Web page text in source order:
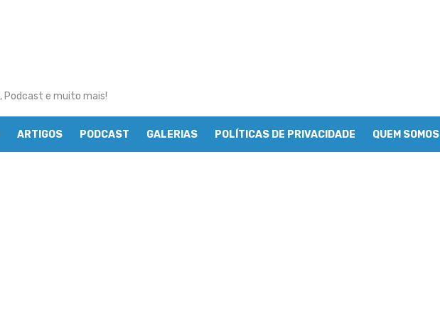
Podcast e muito mais!
ARTIGOS PODCAST GALERIAS POLÍTICAS DE PRIVACIDADE QUEM SOMOS